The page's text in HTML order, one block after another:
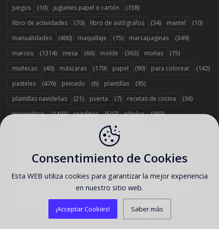
juegos (10) juguetes papel o cartón (158)
libro de actividades (70) libro de autógrafos (34) mantel (10)
manualidades (400) maquillaje (15) marcapaginas (349)
marcos (1314) mesa (66) molde (363) moñas (15)
muñecas (40) máscaras (179) papel (90) para colorear (142)
pasteles (476) peinado (6) plantillas (95)
plantillas navideñas (21) puerta (7) recetas de cocina (36)
recuerditos (1493) regalitos (597) rótulos (983)
(743)
(12) sorpresas
souvenirs (1578) stand (67) stickers (263) tarjetas (2353)
tarta (303) tartas originales (442) toppers (1358)
tutorial reposteria y postres
wrappers zapatos
Consentimiento de Cookies
Esta WEB utiliza cookies para garantizar la mejor experiencia
en nuestro sitio web.
¡Acceptar Cookies! Saber más